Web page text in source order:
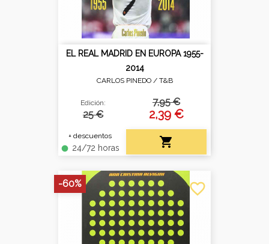
EL REAL MADRID EN EUROPA 1955-
2014
CARLOS PINEDO / T&B
Edición:
25 €
+ descuentos
fiber_manual_record 24/72 horas
7,95 €
2,39 €

favorite_border
-60%